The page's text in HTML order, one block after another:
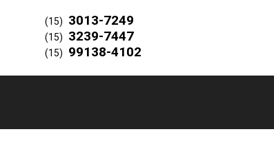
(15) 3013-7249
(15) 3239-7447
(15) 99138-4102